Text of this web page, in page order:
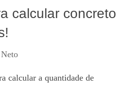
calcular concreto
calcular a quantidade de